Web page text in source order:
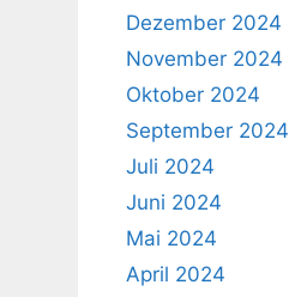
Dezember 2024
November 2024
Oktober 2024
September 2024
Juli 2024
Juni 2024
Mai 2024
April 2024